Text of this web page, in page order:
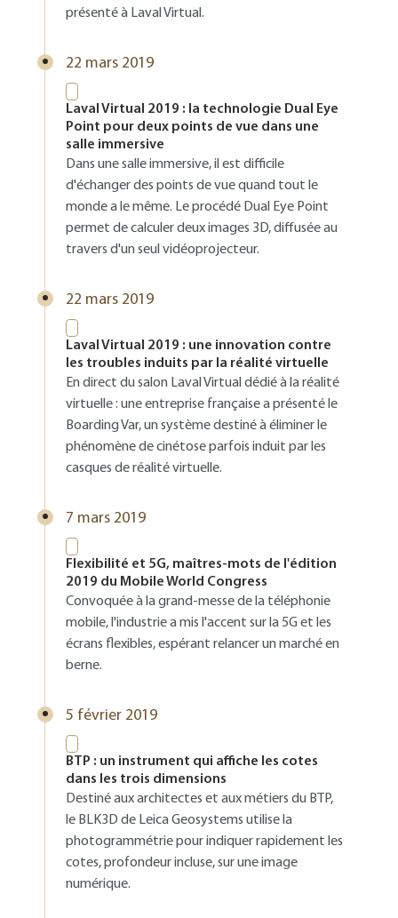
présenté à Laval Virtual.
22 mars 2019
Laval Virtual 2019 : la technologie Dual Eye
Point pour deux points de vue dans une
salle immersive
Dans une salle immersive, il est difficile
d'échanger des points de vue quand tout le
monde a le même. Le procédé Dual Eye Point
permet de calculer deux images 3D, diffusée au
travers d'un seul vidéoprojecteur.
22 mars 2019
Laval Virtual 2019 : une innovation contre
les troubles induits par la réalité virtuelle
En direct du salon Laval Virtual dédié à la réalité
virtuelle : une entreprise française a présenté le
Boarding Var, un système destiné à éliminer le
phénomène de cinétose parfois induit par les
casques de réalité virtuelle.
7 mars 2019
Flexibilité et 5G, maîtres-mots de l'édition
2019 du Mobile World Congress
Convoquée à la grand-messe de la téléphonie
mobile, l'industrie a mis l'accent sur la 5G et les
écrans flexibles, espérant relancer un marché en
berne.
5 février 2019
BTP : un instrument qui affiche les cotes
dans les trois dimensions
Destiné aux architectes et aux métiers du BTP,
le BLK3D de Leica Geosystems utilise la
photogrammétrie pour indiquer rapidement les
cotes, profondeur incluse, sur une image
numérique.